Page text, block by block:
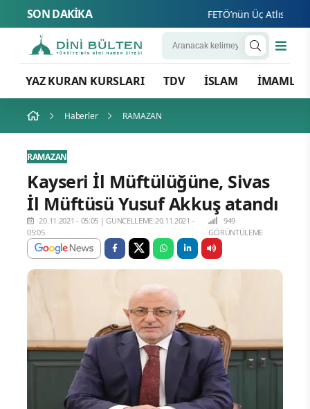
SON DAKİKA FETÖ’nün Üç Atlısı!
YAZ KURAN KURSLARI TDV İSLAM İMAMLAR
Haberler RAMAZAN
RAMAZAN
Kayseri İl Müftülüğüne, Sivas
İl Müftüsü Yusuf Akkuş atandı
20.11.2021 - 05:05 |GÜNCELLEME:20.11.2021 -
05:05
949
GÖRÜNTÜLEME